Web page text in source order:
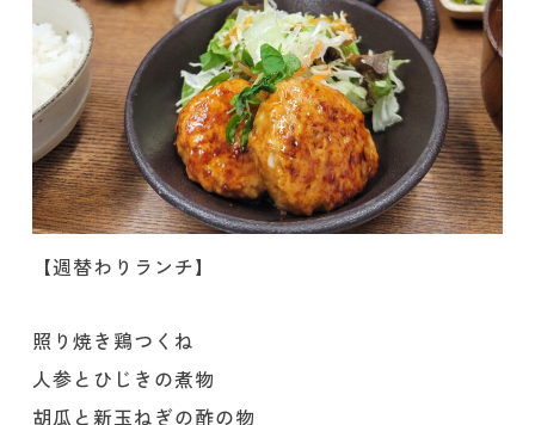
【週替わりランチ】
照り焼き鶏つくね
人参とひじきの煮物
胡瓜と新玉ねぎの酢の物